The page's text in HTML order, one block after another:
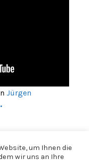
Jürgen
um Ihnen die
wir uns an Ihre